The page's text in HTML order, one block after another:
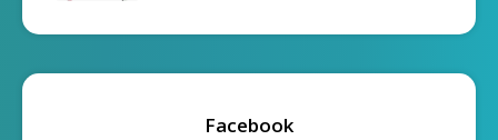
Facebook